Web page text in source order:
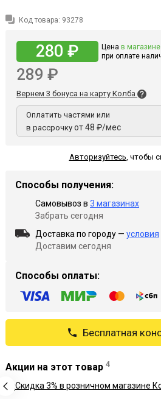
Код товара: 93278
280 ₽ Цена в магазине
при оплате
289 ₽
Вернем 3 бонуса на карту Колба
Оплатить частями или
в рассрочку от 48 ₽/мес
Авторизуйтесь, чтобы
Способы получения:
Самовывоз в 3 магазинах
Забрать сегодня
Доставка по городу — условия
Доставим сегодня
Способы оплаты:
Бесплатная
Акции на этот товар 4